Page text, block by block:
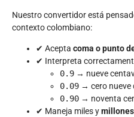
Nuestro convertidor está
contexto colombiano:
✔ Acepta coma o punto
✔ Interpreta
0.9 → nueve
0.09 → cero nueve
0.90 → noventa
✔ Maneja miles ymillones